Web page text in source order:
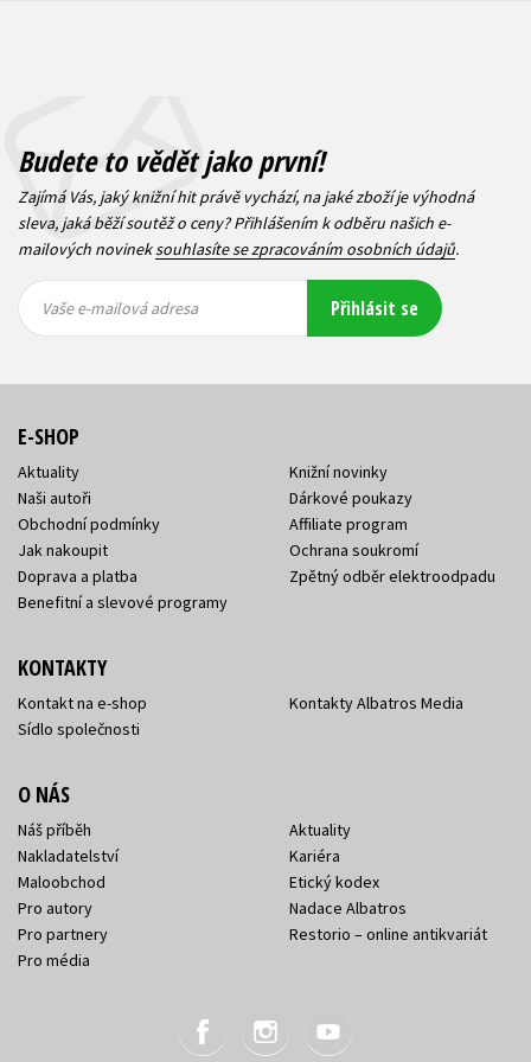
Budete to vědět jako první!
Zajímá Vás, jaký knižní hit právě vychází, na jaké zboží je výhodná
sleva, jaká běží soutěž o ceny? Přihlášením k odběru našich e-
mailových novineksouhlasíte se zpracováním osobních údajů.
mailová
mailová
Vaše e-mailová adresa Přihlásit se
E-SHOP
Aktuality
Naši autoři
Obchodní podmínky
Jak nakoupit
Doprava a platba
Benefitní a slevové programy
Knižní novinky
Dárkové poukazy
Affiliate program
Ochrana soukromí
Zpětný odběr elektroodpadu
KONTAKTY
Kontakt na e-shop
Sídlo společnosti
Kontakty Albatros Media
O NÁS
Náš příběh
Nakladatelství
Maloobchod
Pro autory
Pro partnery
Pro média
Aktuality
Kariéra
Etický kodex
Nadace Albatros
Restorio – online antikvariát